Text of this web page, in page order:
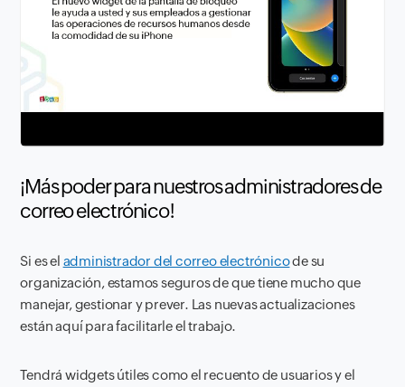
¡Más poder para nuestros administradores de
correo electrónico!
Si es el administrador del correo electrónicode su
organización, estamos seguros de que tiene mucho que
manejar, gestionar y prever. Las nuevas actualizaciones
están aquí para facilitarle el trabajo.
Tendrá widgets útiles como el recuento de usuarios y el